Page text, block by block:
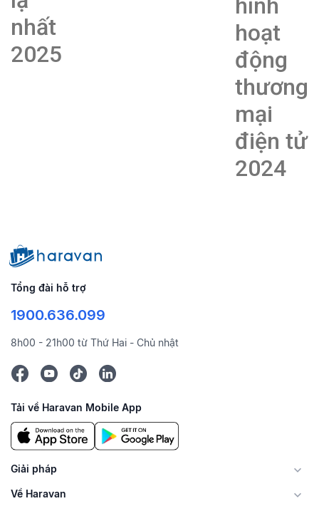
nhất
2025
hình
hoạt
động
thương
mại
điện tử
2024
Tổng đài hỗ trợ
1900.636.099
8h00 - 21h00 từ Thứ Hai - Chủ nhật
Tải về Haravan Mobile App
Giải pháp
Về Haravan